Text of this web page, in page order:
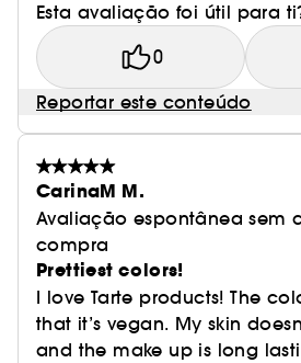
Esta avaliação foi útil para
0
Reportar este conteúdo
CarinaM M.
Avaliação espontânea sem
compra
Prettiest colors!
I love Tarte products! The
that it’s vegan. My skin
and the make up is long